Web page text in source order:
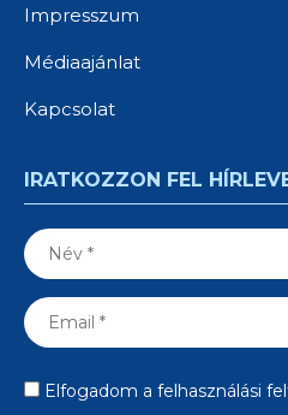
Impresszum
Médiaajánlat
Kapcsolat
IRATKOZZON FEL
Elfogadom a felhasználási